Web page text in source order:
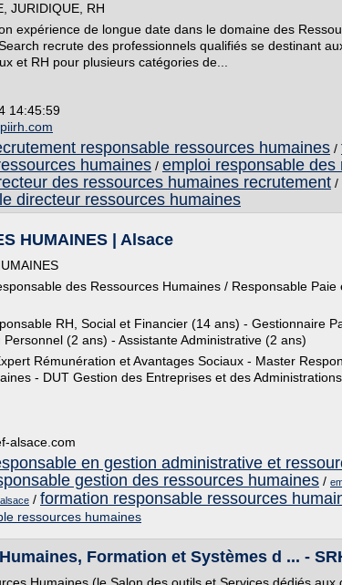
JURIDIQUE, RH
expérience de longue date dans le domaine des
recrute des professionnels qualifiés se destinant
et RH pour plusieurs catégories de...
14:45:59
responsable ressources humaines /
humaines / emploi responsable des
des ressources humaines recrutement /
directeur ressources humaines
HUMAINES | Alsace
des Ressources Humaines / Responsable Paie
RH, Social et Financier (14 ans) - Gestionnaire
(2 ans) - Assistante Administrative (2 ans)
Rémunération et Avantages Sociaux - Master
- DUT Gestion des Entreprises et des Administrations
alsace.com
en gestion administrative et
gestion des ressources humaines /
/ formation responsable ressources
ressources humaines
Formation et Systèmes d ... -